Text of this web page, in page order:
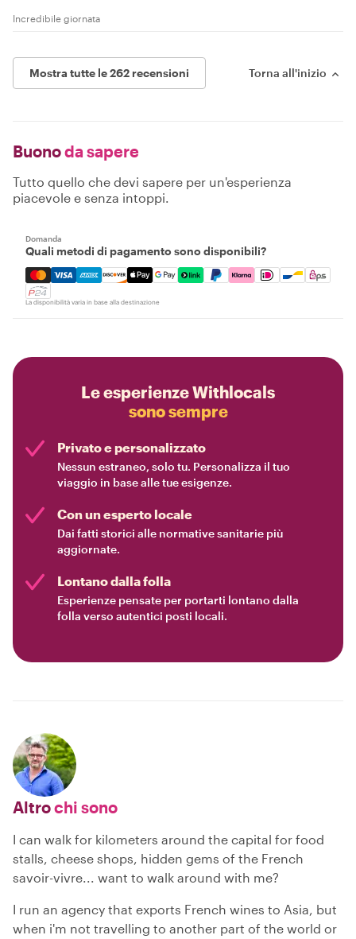
Incredibile giornata
Mostra tutte le 262 recensioni Torna all'inizio
Buonoda sapere
Tutto quello che devi sapere per un'esperienza
piacevole e senza intoppi.
Domanda
Quali metodi di pagamento sono disponibili?
Mastercard, Visa, Amex, Discover, Apple Pay, Google
La disponibilità varia in base alla destinazione
Le esperienze Withlocals
sono sempre
Privato e personalizzato
Nessun estraneo, solo tu. Personalizza il tuo
viaggio in base alle tue esigenze.
Con un esperto locale
Dai fatti storici alle normative sanitarie più
aggiornate.
Lontano dalla folla
Esperienze pensate per portarti lontano dalla
folla verso autentici posti locali.
Altrochi sono
I can walk for kilometers around the capital for food
stalls, cheese shops, hidden gems of the French
savoir-vivre... want to walk around with me?
I run an agency that exports French wines to Asia, but
when i'm not travelling to another part of the world or